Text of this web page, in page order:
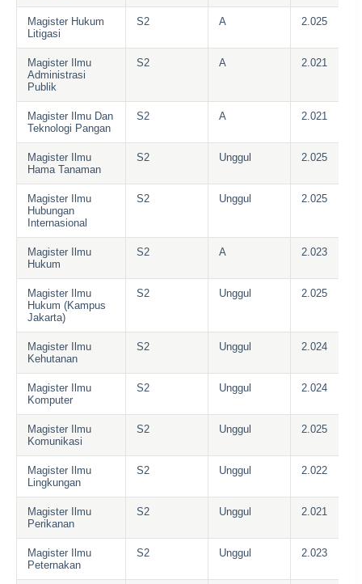
Magister Hukum
Litigasi
S2 A 2.025
Magister Ilmu
Administrasi
Publik
S2 A 2.021
Magister Ilmu Dan
Teknologi Pangan
S2 A 2.021
Magister Ilmu
Hama Tanaman
S2 Unggul 2.025
Magister Ilmu
Hubungan
Internasional
S2 Unggul 2.025
Magister Ilmu
Hukum
S2 A 2.023
Magister Ilmu
Hukum (Kampus
Jakarta)
S2 Unggul 2.025
Magister Ilmu
Kehutanan
S2 Unggul 2.024
Magister Ilmu
Komputer
S2 Unggul 2.024
Magister Ilmu
Komunikasi
S2 Unggul 2.025
Magister Ilmu
Lingkungan
S2 Unggul 2.022
Magister Ilmu
Perikanan
S2 Unggul 2.021
Magister Ilmu
Peternakan
S2 Unggul 2.023